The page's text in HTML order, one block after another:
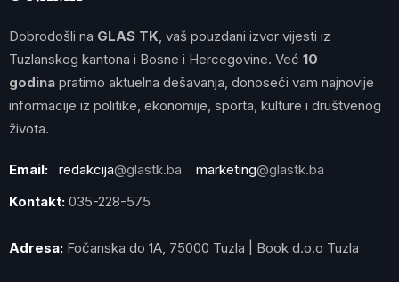
Dobrodošli na GLAS TK , vaš pouzdani izvor vijesti iz
Tuzlanskog kantona i Bosne i Hercegovine. Već 10
godina pratimo aktuelna dešavanja, donoseći vam najnovije
informacije iz politike, ekonomije, sporta, kulture i društvenog
života.
Email: redakcija@glastk.ba marketing@glastk.ba
Kontakt: 035-228-575
Adresa: Fočanska do 1A, 75000 Tuzla | Book d.o.o Tuzla